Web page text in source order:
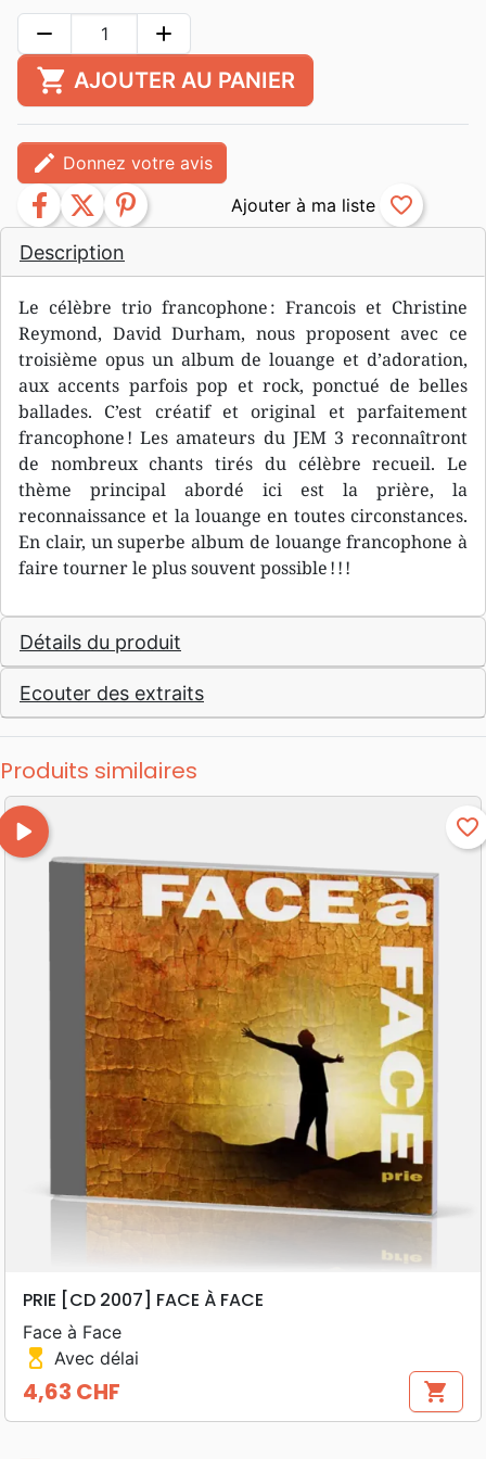
Description
Le célèbre trio francophone : Francois et Christine
Reymond, David Durham, nous proposent avec ce
troisième opus un album de louange et d’adoration,
aux accents parfois pop et rock, ponctué de belles
ballades. C’est créatif et original et parfaitement
francophone ! Les amateurs du JEM 3 reconnaîtront
de nombreux chants tirés du célèbre recueil. Le
thème principal abordé ici est la prière, la
reconnaissance et la louange en toutes circonstances.
En clair, un superbe album de louange francophone à
faire tourner le plus souvent possible ! ! !
Détails du produit
Ecouter des extraits
remove add
shopping_cart AJOUTER AU PANIER
edit Donnez votre avis
facebook twitter pinterest favorite_border
Produits similaires
play_arrow favorite_border
PRIE [CD 2007] FACE À FACE
Face à Face
hourglass_top Avec délai
Prix
4,63 CHF shopping_cart